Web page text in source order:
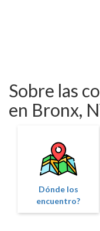
Sobre las
en Bronx,
Dónde los
encuentro?